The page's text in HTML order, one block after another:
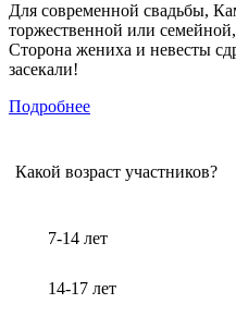
Для современной свадьбы,
торжественной или
Сторона жениха и невесты
засекали!
Подробнее
Какой возраст участников?
7-14 лет
14-17 лет